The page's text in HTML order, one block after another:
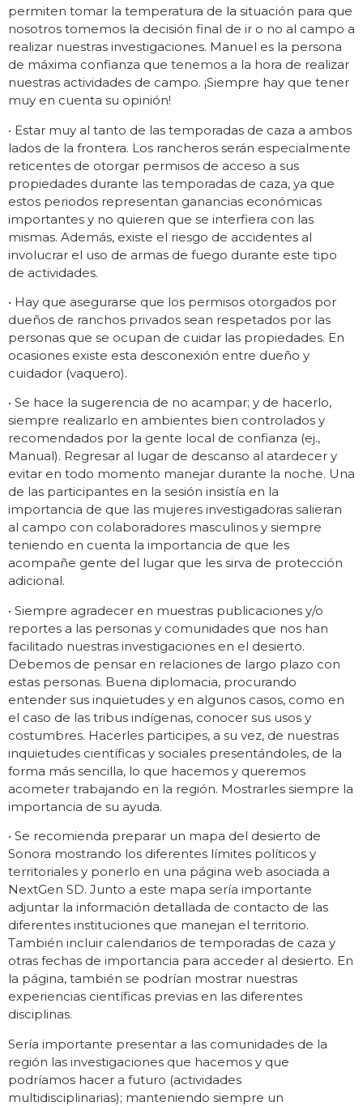
permiten tomar la temperatura de la situación para que
nosotros tomemos la decisión final de ir o no al campo a
realizar nuestras investigaciones. Manuel es la persona
de máxima confianza que tenemos a la hora de realizar
nuestras actividades de campo. ¡Siempre hay que tener
muy en cuenta su opinión!
• Estar muy al tanto de las temporadas de caza a ambos
lados de la frontera. Los rancheros serán especialmente
reticentes de otorgar permisos de acceso a sus
propiedades durante las temporadas de caza, ya que
estos periodos representan ganancias económicas
importantes y no quieren que se interfiera con las
mismas. Además, existe el riesgo de accidentes al
involucrar el uso de armas de fuego durante este tipo
de actividades.
• Hay que asegurarse que los permisos otorgados por
dueños de ranchos privados sean respetados por las
personas que se ocupan de cuidar las propiedades. En
ocasiones existe esta desconexión entre dueño y
cuidador (vaquero).
• Se hace la sugerencia de no acampar; y de hacerlo,
siempre realizarlo en ambientes bien controlados y
recomendados por la gente local de confianza (ej.,
Manual). Regresar al lugar de descanso al atardecer y
evitar en todo momento manejar durante la noche. Una
de las participantes en la sesión insistía en la
importancia de que las mujeres investigadoras salieran
al campo con colaboradores masculinos y siempre
teniendo en cuenta la importancia de que les
acompañe gente del lugar que les sirva de protección
adicional.
• Siempre agradecer en muestras publicaciones y/o
reportes a las personas y comunidades que nos han
facilitado nuestras investigaciones en el desierto.
Debemos de pensar en relaciones de largo plazo con
estas personas. Buena diplomacia, procurando
entender sus inquietudes y en algunos casos, como en
el caso de las tribus indígenas, conocer sus usos y
costumbres. Hacerles participes, a su vez, de nuestras
inquietudes científicas y sociales presentándoles, de la
forma más sencilla, lo que hacemos y queremos
acometer trabajando en la región. Mostrarles siempre la
importancia de su ayuda.
• Se recomienda preparar un mapa del desierto de
Sonora mostrando los diferentes límites políticos y
territoriales y ponerlo en una página web asociada a
NextGen SD. Junto a este mapa sería importante
adjuntar la información detallada de contacto de las
diferentes instituciones que manejan el territorio.
También incluir calendarios de temporadas de caza y
otras fechas de importancia para acceder al desierto. En
la página, también se podrían mostrar nuestras
experiencias científicas previas en las diferentes
disciplinas.
Sería importante presentar a las comunidades de la
región las investigaciones que hacemos y que
podríamos hacer a futuro (actividades
multidisciplinarias); manteniendo siempre un